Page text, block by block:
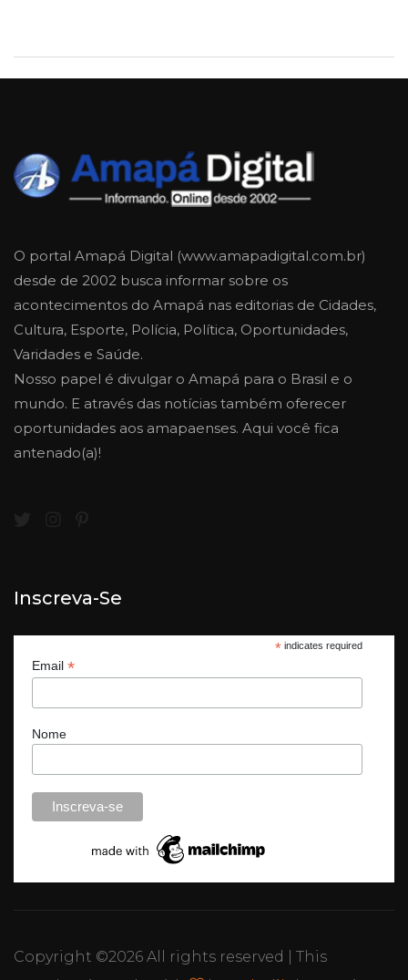
O portal Amapá Digital (www.amapadigital.com.br)
desde de 2002 busca informar sobre os
acontecimentos do Amapá nas editorias de Cidades,
Cultura, Esporte, Polícia, Política, Oportunidades,
Varidades e Saúde.
Nosso papel é divulgar o Amapá para o Brasil e o
mundo. E através das notícias também oferecer
oportunidades aos amapaenses. Aqui você fica
antenado(a)!
Inscreva-Se
*indicates required
Email *
Nome
Copyright ©2026 All rights reserved | This